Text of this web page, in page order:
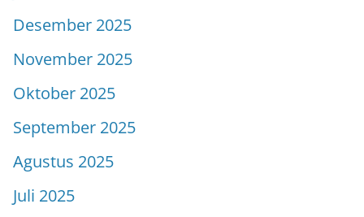
Desember 2025
November 2025
Oktober 2025
September 2025
Agustus 2025
Juli 2025